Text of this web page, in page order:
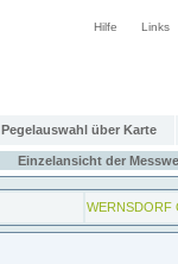
Hilfe Links
Pegelauswahl über Karte
Einzelansicht der
WERNSDORF